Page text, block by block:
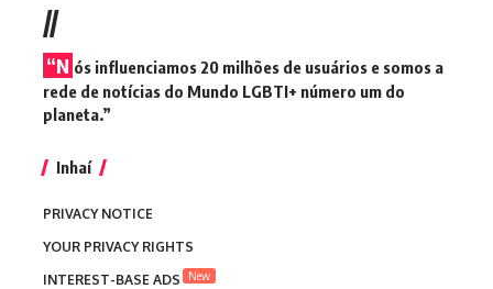
//
“N ós influenciamos 20 milhões de usuários e somos a
rede de notícias do Mundo LGBTI+ número um do
planeta.”
Inhaí
PRIVACY NOTICE
YOUR PRIVACY RIGHTS
INTEREST-BASE ADS
New